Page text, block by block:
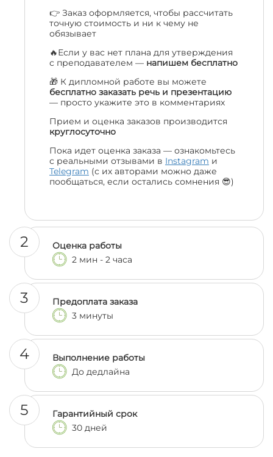
👉 Заказ оформляется, чтобы рассчитать
точную стоимость и ни к чему не
обязывает
🔥Если у вас нет плана для утверждения
с преподавателем — напишем бесплатно
🎁 К дипломной работе вы можете
бесплатно заказать речь и презентацию
— просто укажите это в комментариях
Прием и оценка заказов производится
круглосуточно
Пока идет оценка заказа — ознакомьтесь
с реальными отзывами в Instagram и
Telegram (с их авторами можно даже
пообщаться, если остались сомнения 😎)
2
Оценка работы
2 мин - 2 часа
3
Предоплата заказа
3 минуты
4
Выполнение работы
До дедлайна
5
Гарантийный срок
30 дней